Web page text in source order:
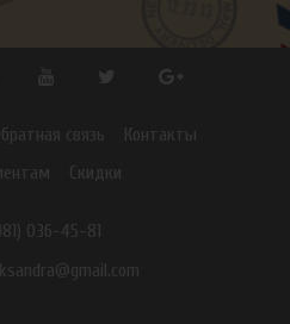
связь
Контакты
Скидки
036-45-81